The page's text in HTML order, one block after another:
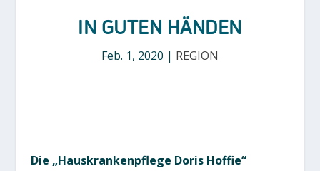
IN GUTEN HÄNDEN
Feb. 1, 2020 | REGION
Die „Hauskrankenpflege Doris Hoffie“